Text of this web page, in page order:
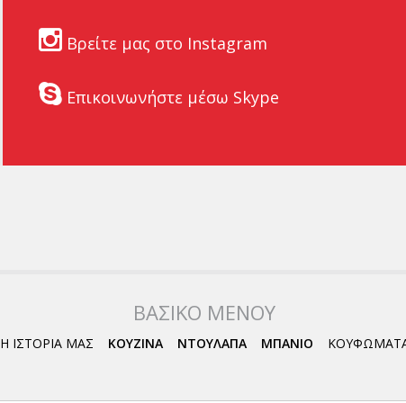
Βρείτε μας στο Instagram
Επικοινωνήστε μέσω Skype
ΒΑΣΙΚΟ ΜΕΝΟΥ
Η ΙΣΤΟΡΙΑ ΜΑΣ ΚΟΥΖΙΝΑ ΝΤΟΥΛΑΠΑ ΜΠΑΝΙΟ